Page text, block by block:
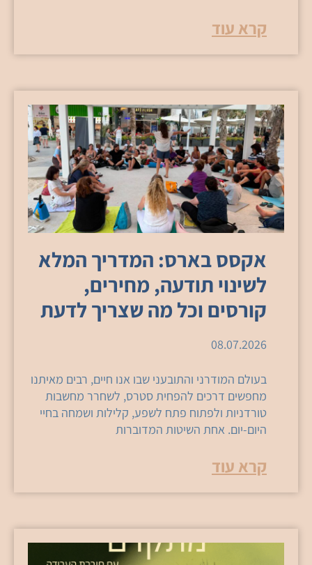
קרא עוד
אקסס בארס: המדריך המלא
לשינוי תודעה, מחירים,
קורסים וכל מה שצריך לדעת
08.07.2026
בעולם המודרני והתובעני שבו אנו חיים, רבים מאיתנו
מחפשים דרכים להפחית סטרס, לשחרר מחשבות
טורדניות ולפתוח פתח לשפע, קלילות ושמחה בחיי
היום-יום. אחת השיטות המדוברות
קרא עוד